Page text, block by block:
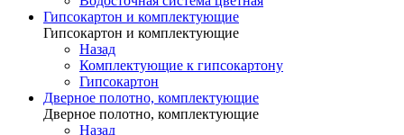
Гипсокартон и комплектующие
Гипсокартон и комплектующие
Назад
Комплектующие к гипсокартону
Гипсокартон
Дверное полотно, комплектующие
Дверное полотно, комплектующие
Назад